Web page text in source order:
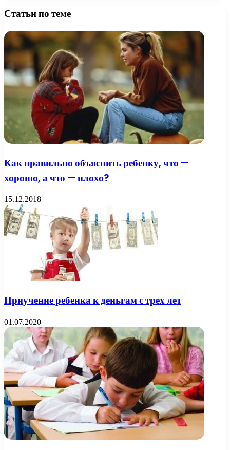
Статьи по теме
Как правильно объяснить ребенку, что —
хорошо, а что — плохо?
15.12.2018
Приучение ребенка к деньгам с трех лет
01.07.2020